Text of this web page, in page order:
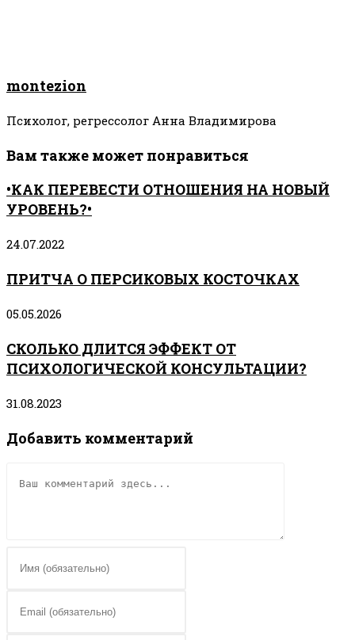
montezion
Психолог, регрессолог Анна Владимирова
Вам также может понравиться
•КАК ПЕРЕВЕСТИ ОТНОШЕНИЯ НА НОВЫЙ
УРОВЕНЬ?•
24.07.2022
ПРИТЧА О ПЕРСИКОВЫХ КОСТОЧКАХ
05.05.2026
СКОЛЬКО ДЛИТСЯ ЭФФЕКТ ОТ
ПСИХОЛОГИЧЕСКОЙ КОНСУЛЬТАЦИИ?
31.08.2023
Добавить комментарий
или